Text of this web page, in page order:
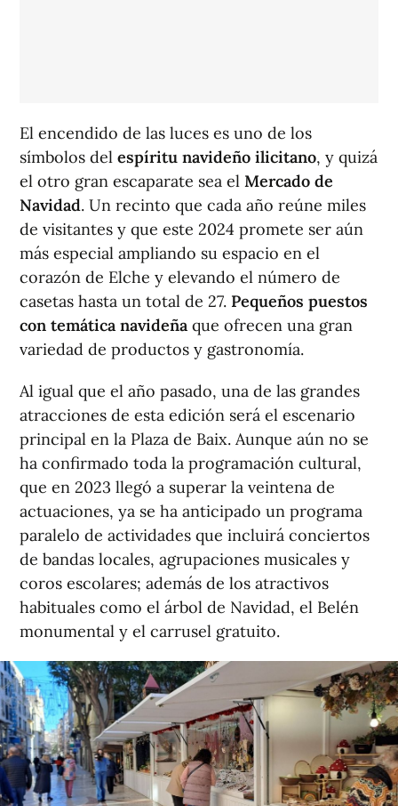
El encendido de las luces es uno de los
símbolos del espíritu navideño ilicitano, y quizá
el otro gran escaparate sea el Mercado de
Navidad. Un recinto que cada año reúne miles
de visitantes y que este 2024 promete ser aún
más especial ampliando su espacio en el
corazón de Elche y elevando el número de
casetas hasta un total de 27. Pequeños puestos
con temática navideña que ofrecen una gran
variedad de productos y gastronomía.
Al igual que el año pasado, una de las grandes
atracciones de esta edición será el escenario
principal en la Plaza de Baix. Aunque aún no se
ha confirmado toda la programación cultural,
que en 2023 llegó a superar la veintena de
actuaciones, ya se ha anticipado un programa
paralelo de actividades que incluirá conciertos
de bandas locales, agrupaciones musicales y
coros escolares; además de los atractivos
habituales como el árbol de Navidad, el Belén
monumental y el carrusel gratuito.